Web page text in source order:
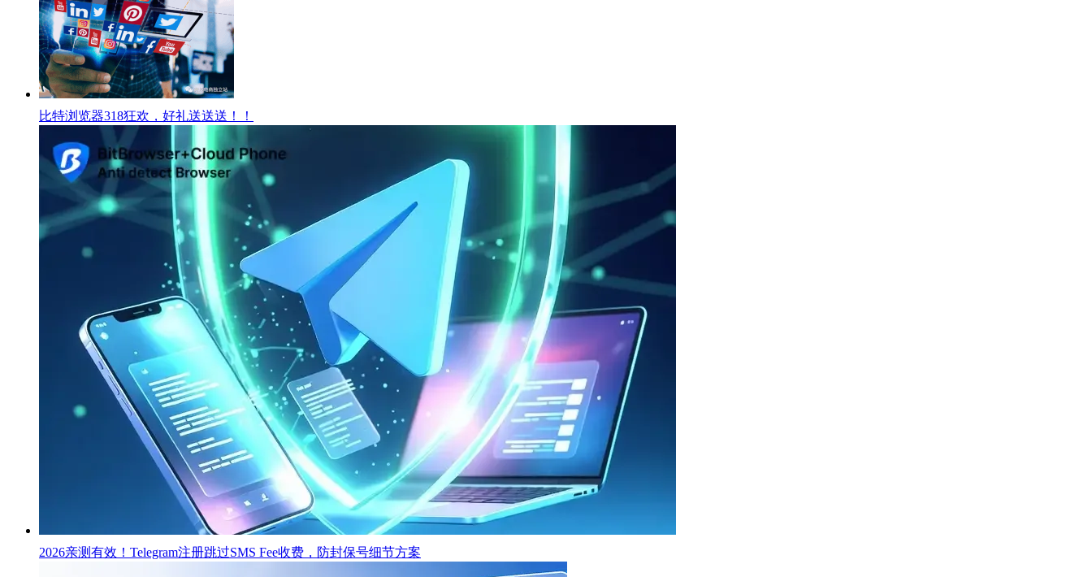
比特浏览器318狂欢，好礼送送送！！
2026亲测有效！Telegram注册跳过SMS Fee收费，防封保号细节方案